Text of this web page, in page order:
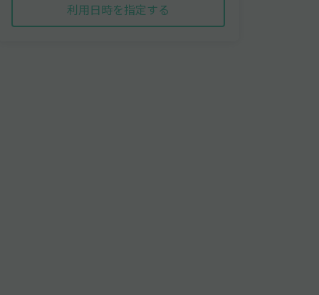
利用日時を指定する